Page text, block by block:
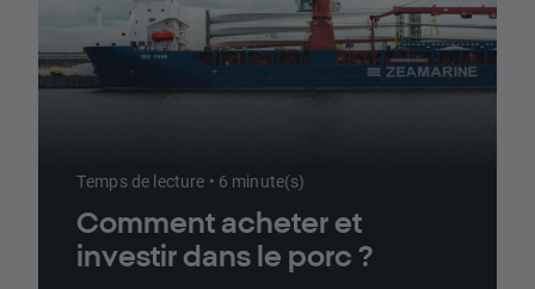
Temps de lecture • 6 minute(s)
Comment acheter et
investir dans le porc ?